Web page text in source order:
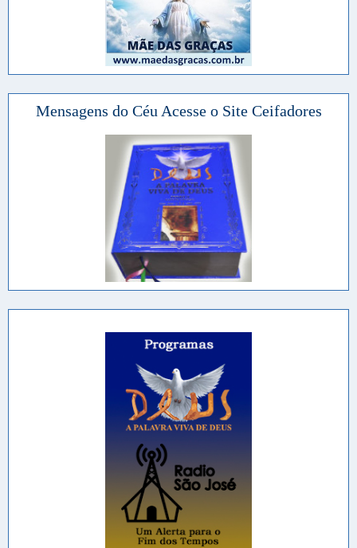
Mensagens do Céu Acesse o Site Ceifadores